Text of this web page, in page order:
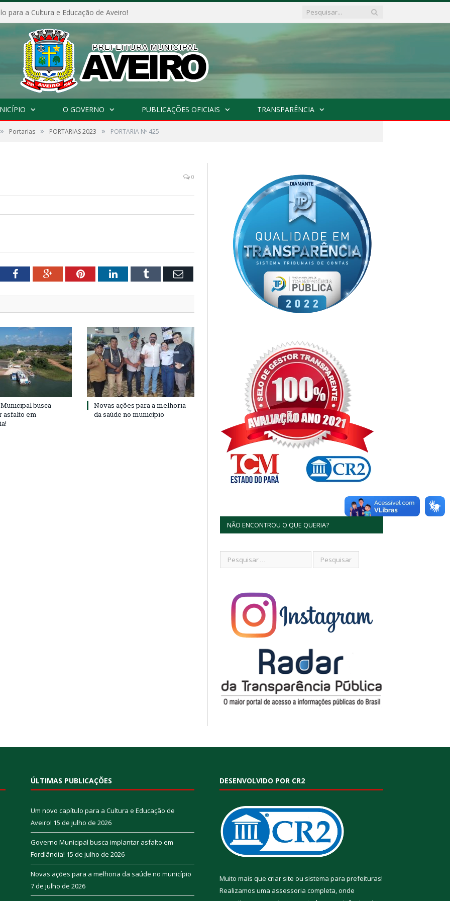
para a Cultura e Educação de Aveiro!
O GOVERNO PUBLICAÇÕES OFICIAIS TRANSPARÊNCIA
» Portarias » PORTARIAS 2023 » PORTARIA Nº 425
0
FacebookGoogle+PinterestLinkedInTumblr Email
busca
asfalto em
Novas ações para a melhoria
da saúde no município
NÃO ENCONTROU O QUE QUERIA?
ÚLTIMAS PUBLICAÇÕES
Um novo capítulo para a Cultura e Educação de
Aveiro! 15 de julho de 2026
Governo Municipal busca implantar asfalto em
Fordlândia! 15 de julho de 2026
Novas ações para a melhoria da saúde no município
7 de julho de 2026
DESENVOLVIDO POR CR2
Muito mais que criar site ou sistema para prefeituras!
Realizamos uma assessoria completa, onde